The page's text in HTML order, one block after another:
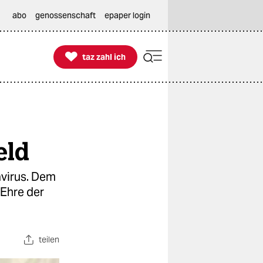
abo genossenschaft epaper login

taz zahl ich
taz zahl ich
Dem
der
teilen